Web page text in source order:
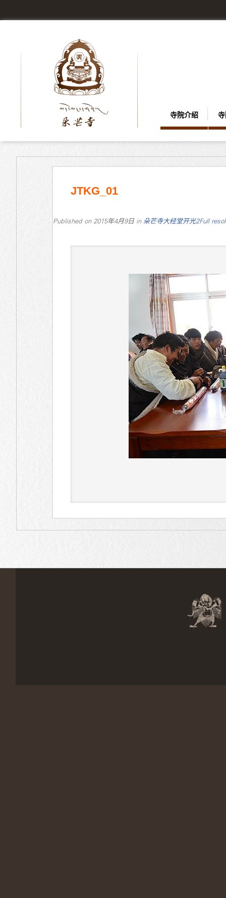
寺院介绍
JTKG_01
Published on 2015年4月9日in 朵芒寺大经堂开光2Full